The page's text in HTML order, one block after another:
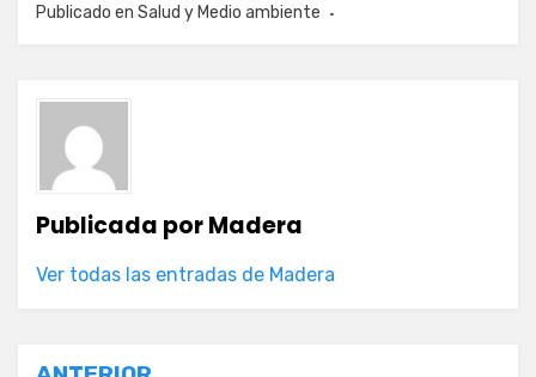
Publicado en Salud y Medio ambiente
Publicada porMadera
Ver todas las entradas de Madera